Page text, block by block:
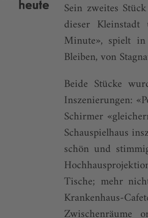
Sein zweites
dieser
Minute», spielt
Bleiben, von
Beide Stücke
Inszenierungen:
Schirmer
Schauspielhaus
schön und
Tische; mehr
Krankenhaus-